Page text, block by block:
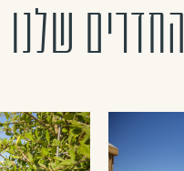
החדרים שלנו